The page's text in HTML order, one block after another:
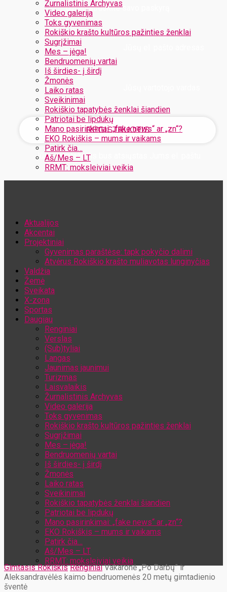
Žurnalistinis Archyvas
Video galerija
Toks gyvenimas
Rokiškio krašto kultūros pažinties ženklai
Sugrįžimai
Mes – jėga!
Bendruomenių vartai
Iš širdies- į širdį
Žmonės
Laiko ratas
Sveikinimai
Rokiškio tapatybės ženklai šiandien
Patriotai be lipdukų
Mano pasirinkimai: „fake news“ ar „zn“?
EKO Rokiškis – mums ir vaikams
Patirk čia…
Aš/Mes – LT
RRMT: moksleiviai veikia
Užregistruokite savo paskyrą
Jūsų slaptažodis bus atsiųstas Jums el. paštu
Aktualijos
Akcentai
Projektiniai
Gyvenimas paraštėse: tapk pokyčio dalimi
Atvėrus Rokiškio krašto muliavotas lunginyčias
Valdžia
Žemė
Sveikata
X-zona
Sportas
Daugiau
Renginiai
Verslas
(Sub)tyliai
Langas
Jaunimas jaunimui
Turizmas
Laisvalaikis
Žurnalistinis Archyvas
Video galerija
Toks gyvenimas
Rokiškio krašto kultūros pažinties ženklai
Sugrįžimai
Mes – jėga!
Bendruomenių vartai
Iš širdies- į širdį
Žmonės
Laiko ratas
Sveikinimai
Rokiškio tapatybės ženklai šiandien
Patriotai be lipdukų
Mano pasirinkimai: „fake news“ ar „zn“?
EKO Rokiškis – mums ir vaikams
Patirk čia…
Aš/Mes – LT
RRMT: moksleiviai veikia
Gimtasis Rokiškis Renginiai Vakaronė „Po Darbų” ir
Aleksandravėlės kaimo bendruomenės 20 metų gimtadienio
šventė